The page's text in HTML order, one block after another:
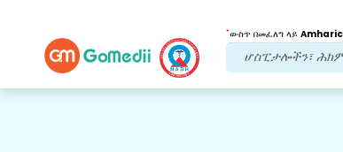
*ውስጥ በመፈለግ ላይ Amharic